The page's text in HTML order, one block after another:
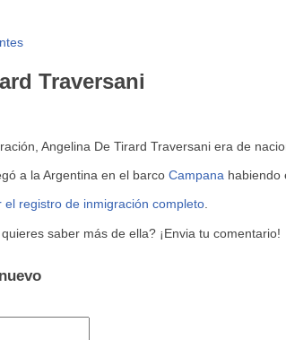
Traversani
Angelina De Tirard Traversani era de
a la Argentina en el barco Campanahabiendo
el registro de inmigración completo.
saber más de ella? ¡Envia tu comentario!